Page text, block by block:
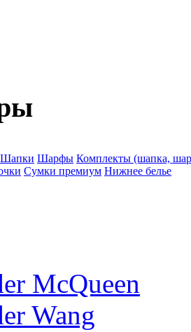
Шапки Шарфы Комплекты (шапка,
Сумки премиум Нижнее белье
McQueen
Wang